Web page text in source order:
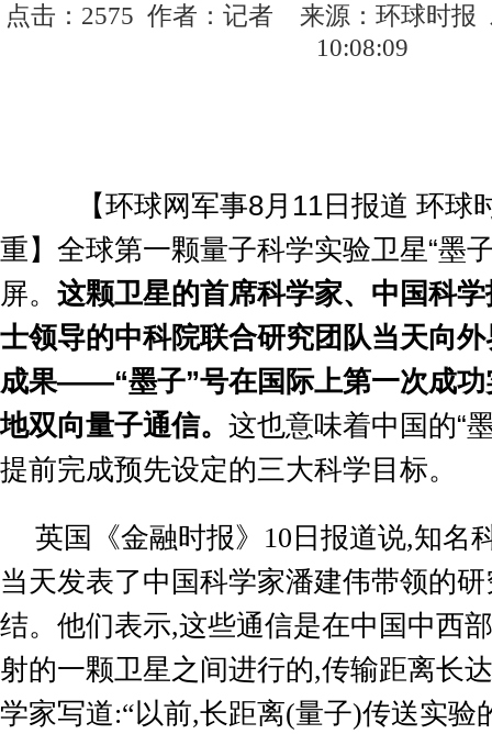
点击： 2575 作者：记者 来源：环球时报
10:08:09
【环球网军事8月 11日报道 环球
重】全球第一颗量子科学实验卫星“墨
屏。 这颗卫星的首席科学家、中国科
士领导的中科院联合研究团队当天向
成果——“墨子”号在国际上第一次成功
地双向量子通信。 这也意味着中国的“
提前完成预先设定的三大科学目标。
英国《金融时报》 10 日报道说,知名
当天发表了中国科学家潘建伟带领的
结。他们表示,这些通信是在中国中西
射的一颗卫星之间进行的,传输距离长达
学家写道:“以前,长距离(量子)传送实验